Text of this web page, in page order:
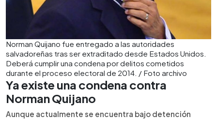
Norman Quijano fue entregado a las autoridades
salvadoreñas tras ser extraditado desde Estados Unidos.
Deberá cumplir una condena por delitos cometidos
durante el proceso electoral de 2014. / Foto archivo
Ya existe una condena contra
Norman Quijano
Aunque actualmente se encuentra bajo detención